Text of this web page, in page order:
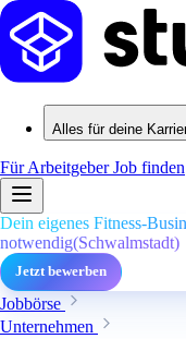
Alles für deine
Für ArbeitgeberJob finden
Dein eigenes Fitness-
notwendig(Schwalmstadt)
Jetzt bewerben
Jobbörse
Unternehmen